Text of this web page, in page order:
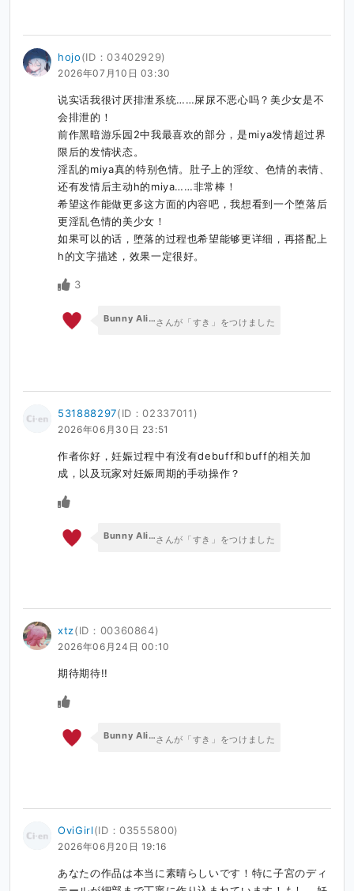
hojo(ID：03402929)
2026年07月10日 03:30
说实话我很讨厌排泄系统……屎尿不恶心吗？美少女是不
会排泄的！
前作黑暗游乐园2中我最喜欢的部分，是miya发情超过界
限后的发情状态。
淫乱的miya真的特别色情。肚子上的淫纹、色情的表情、
还有发情后主动h的miya……非常棒！
希望这作能做更多这方面的内容吧，我想看到一个堕落后
更淫乱色情的美少女！
如果可以的话，堕落的过程也希望能够更详细，再搭配上
h的文字描述，效果一定很好。
3
Bunny Alice Gamesさんが「すき」をつけました
531888297(ID：02337011)
2026年06月30日 23:51
作者你好，妊娠过程中有没有debuff和buff的相关加
成，以及玩家对妊娠周期的手动操作？
Bunny Alice Gamesさんが「すき」をつけました
xtz(ID：00360864)
2026年06月24日 00:10
期待期待!!
Bunny Alice Gamesさんが「すき」をつけました
OviGirl(ID：03555800)
2026年06月20日 19:16
あなたの作品は本当に素晴らしいです！特に子宮のディ